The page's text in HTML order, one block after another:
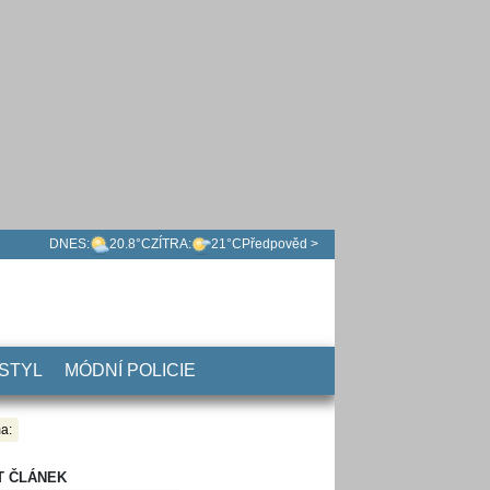
DNES: 20.8°CZÍTRA: 21°C Předpověd >
MÓDNÍ POLICIE
ČLÁNEK